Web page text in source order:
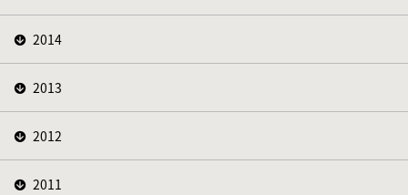
2014
2013
2012
2011